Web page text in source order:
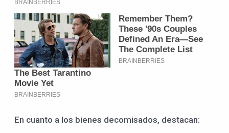
En cuanto a los bienes decomisados, destacan: